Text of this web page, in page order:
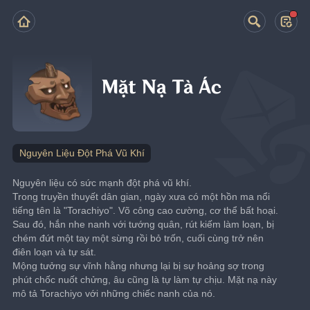
Mặt Nạ Tà Ác
Nguyên Liệu Đột Phá Vũ Khí
Nguyên liệu có sức mạnh đột phá vũ khí.
Trong truyền thuyết dân gian, ngày xưa có một hồn ma nổi
tiếng tên là "Torachiyo". Võ công cao cường, cơ thể bất hoại.
Sau đó, hắn nhe nanh với tướng quân, rút kiếm làm loạn, bị
chém đứt một tay một sừng rồi bỏ trốn, cuối cùng trở nên
điên loạn và tự sát.
Mộng tưởng sự vĩnh hằng nhưng lại bị sự hoảng sợ trong
phút chốc nuốt chửng, âu cũng là tự làm tự chịu. Mặt nạ này
mô tả Torachiyo với những chiếc nanh của nó.